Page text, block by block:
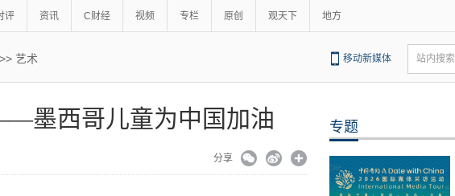
评 资讯 C财经 视频 专栏 原创 观天下 地方
>> 艺术 移动新媒体 站内搜索
墨西哥儿童为中国加油
分享
专题